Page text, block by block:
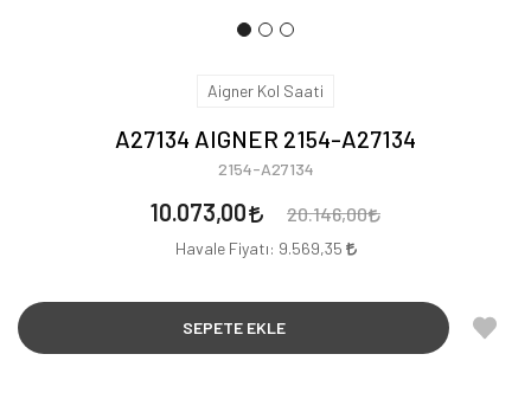
Aigner Kol Saati
A27134 AIGNER 2154-A27134
2154-A27134
10.073,00 20.146,00
Havale Fiyatı: 9.569,35
SEPETE EKLE